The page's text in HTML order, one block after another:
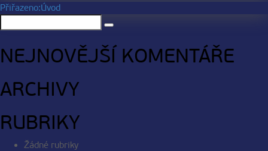
NAVIGACE
PRO
PŘÍSPĚVEK
Přiřazeno:Úvod
Hledání
NEJNOVĚJŠÍ KOMENTÁŘE
ARCHIVY
RUBRIKY
Žádné rubriky